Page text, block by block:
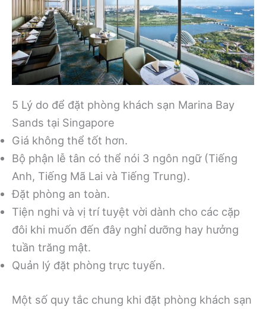
5 Lý do để đặt phòng khách sạn Marina Bay
Sands tại Singapore
Giá không thể tốt hơn.
Bộ phận lễ tân có thể nói 3 ngôn ngữ (Tiếng
Anh, Tiếng Mã Lai và Tiếng Trung).
Đặt phòng an toàn.
Tiện nghi và vị trí tuyệt vời dành cho các cặp
đôi khi muốn đến đây nghỉ dưỡng hay hưởng
tuần trăng mật.
Quản lý đặt phòng trực tuyến.
Một số quy tắc chung khi đặt phòng khách sạn